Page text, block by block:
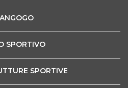
SPORTIVO
SPORTIVE